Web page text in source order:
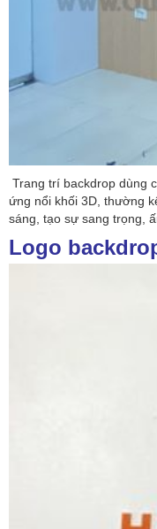
Trang trí backdrop dùng
ứng nổi khối 3D, thường
sáng, tạo sự sang trọng,
Logo